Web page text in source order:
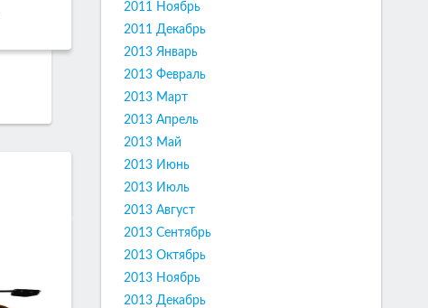
2011 Ноябрь
2011 Декабрь
2013 Январь
2013 Февраль
2013 Март
2013 Апрель
2013 Май
2013 Июнь
2013 Июль
2013 Август
2013 Сентябрь
2013 Октябрь
2013 Ноябрь
2013 Декабрь